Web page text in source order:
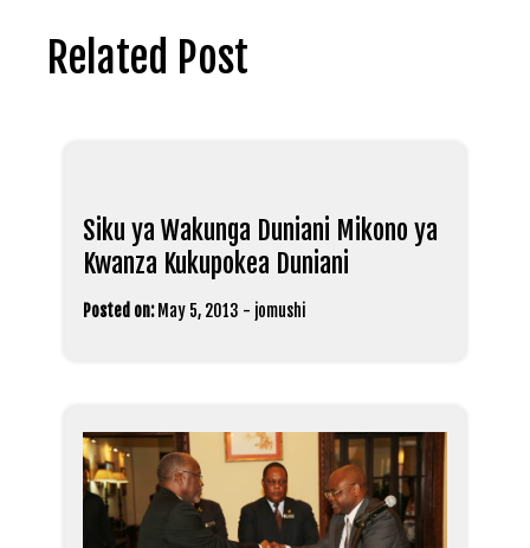
Related Post
Siku ya Wakunga Duniani Mikono ya
Kwanza Kukupokea Duniani
Posted on: May 5, 2013 - jomushi